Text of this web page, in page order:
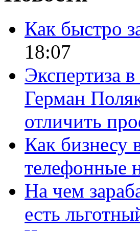
Как быстро
18:07
Экспертиза
Герман
отличить
Как бизнесу
телефонные
На чем
есть